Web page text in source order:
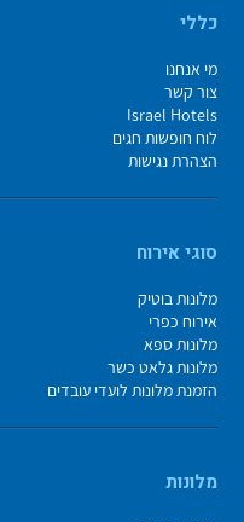
כללי
מי אנחנו
צור קשר
Israel Hotels
לוח חופשות חגים
הצהרת נגישות
סוגי אירוח
מלונות בוטיק
אירוח כפרי
מלונות ספא
מלונות גלאט כשר
הזמנת מלונות לועדי עובדים
מלונות